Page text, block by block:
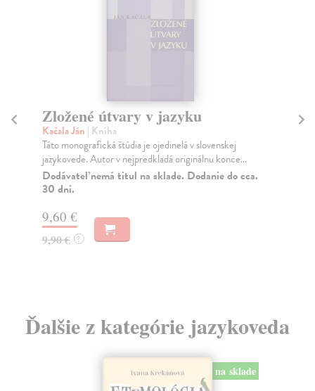
Súčasný slovenský jazyk
Kačala Ján | Kniha
Publikácia významného slovenského jazykovedca,
spoluautora základných kodifikačných príručiek
sloven...
Do 4 dní
14,45 €
14,90 € ?
Ďalšie z kategórie jazykoveda
na sklade